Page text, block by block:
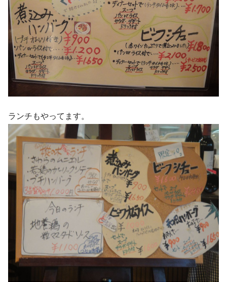
ランチもやってます。